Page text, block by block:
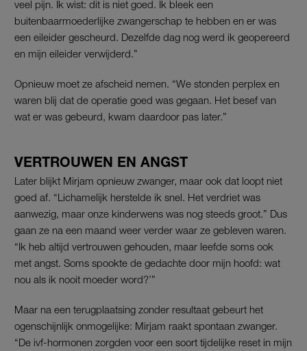
veel pijn. Ik wist: dit is niet goed. Ik bleek een
buitenbaarmoederlijke zwangerschap te hebben en er was
een eileider gescheurd. Dezelfde dag nog werd ik geopereerd
en mijn eileider verwijderd.”
Opnieuw moet ze afscheid nemen. “We stonden perplex en
waren blij dat de operatie goed was gegaan. Het besef van
wat er was gebeurd, kwam daardoor pas later.”
VERTROUWEN EN ANGST
Later blijkt Mirjam opnieuw zwanger, maar ook dat loopt niet
goed af. “Lichamelijk herstelde ik snel. Het verdriet was
aanwezig, maar onze kinderwens was nog steeds groot.” Dus
gaan ze na een maand weer verder waar ze gebleven waren.
“Ik heb altijd vertrouwen gehouden, maar leefde soms ook
met angst. Soms spookte de gedachte door mijn hoofd: wat
nou als ik nooit moeder word?’”
Maar na een terugplaatsing zonder resultaat gebeurt het
ogenschijnlijk onmogelijke: Mirjam raakt spontaan zwanger.
“De ivf-hormonen zorgden voor een soort tijdelijke reset in mijn